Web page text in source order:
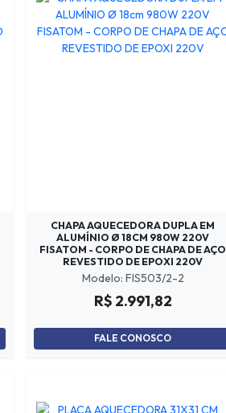
CHAPA AQUECEDORA DUPLA EM
ALUMÍNIO Ø 18CM 980W 220V
FISATOM - CORPO DE CHAPA DE AÇO
REVESTIDO DE EPOXI 220V
Modelo: FIS503/2-2
R$ 2.991,82
FALE CONOSCO